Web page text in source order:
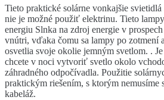
Tieto praktické solárne vonkajšie svietidlá
nie je možné použiť elektrinu. Tieto
energiu Slnka na zdroj energie v
vnútri, vďaka čomu sa lampy po zotmení
osvetlia svoje okolie jemným svetlom. .
chcete v noci vytvoriť svetlo okolo
záhradného odpočívadla. Použitie
praktickým riešením, s ktorým nemusíme
kabeláž.